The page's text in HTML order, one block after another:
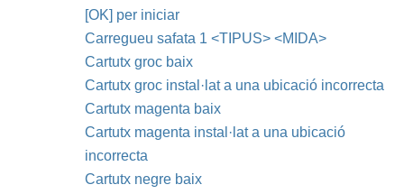
[OK] per iniciar
Carregueu safata 1 <TIPUS> <MIDA>
Cartutx groc baix
Cartutx groc instal·lat a una ubicació incorrecta
Cartutx magenta baix
Cartutx magenta instal·lat a una ubicació
incorrecta
Cartutx negre baix